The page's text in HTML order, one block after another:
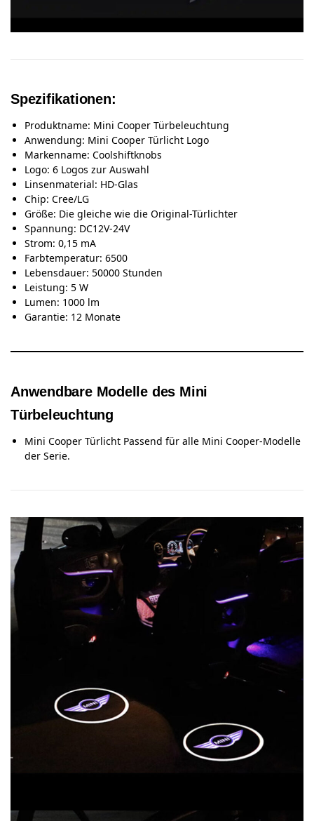
Spezifikationen:
Produktname: Mini Cooper Türbeleuchtung
Anwendung: Mini Cooper Türlicht Logo
Markenname: Coolshiftknobs
Logo: 6 Logos zur Auswahl
Linsenmaterial: HD-Glas
Chip: Cree/LG
Größe: Die gleiche wie die Original-Türlichter
Spannung: DC12V-24V
Strom: 0,15 mA
Farbtemperatur: 6500
Lebensdauer: 50000 Stunden
Leistung: 5 W
Lumen: 1000 lm
Garantie: 12 Monate
Anwendbare Modelle des Mini
Türbeleuchtung
Mini Cooper Türlicht Passend für alle Mini Cooper-Modelle
der Serie.